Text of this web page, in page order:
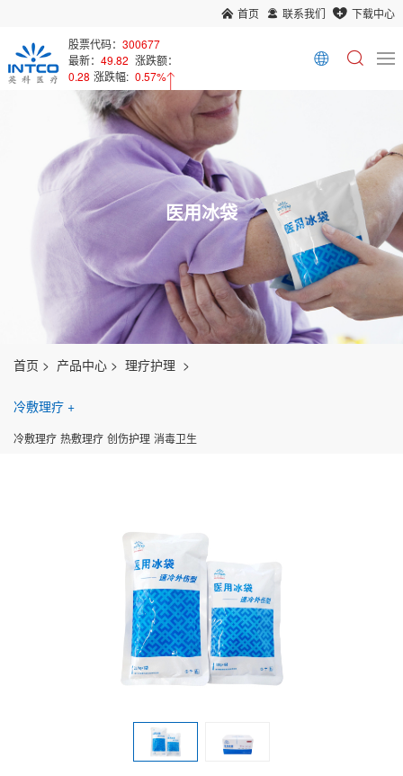
首页 联系我们
下载中心
股票代码：300677
最新：49.82 涨跌额：
0.28 涨跌幅: 0.57%
医用冰袋
首页 产品中心 理疗护理
冷敷理疗
冷敷理疗 热敷理疗 创伤护理 消毒卫生